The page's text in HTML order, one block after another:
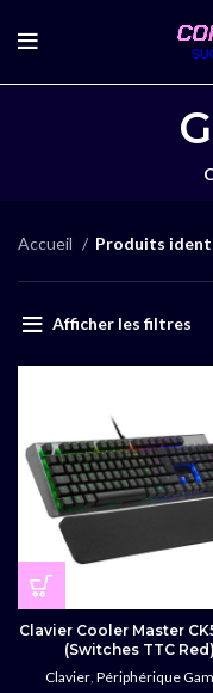
Accueil Produits
Afficher les filtres
Clavier Cooler Master
(Switches TTC Red)
Clavier, Périphérique